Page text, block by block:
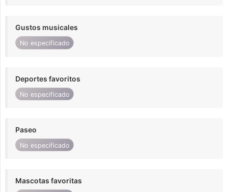
Gustos musicales
No especificado
Deportes favoritos
No especificado
Paseo
No especificado
Mascotas favoritas